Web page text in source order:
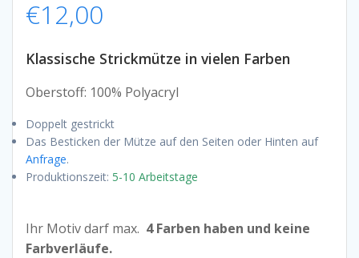
€12,00
Klassische Strickmütze in vielen Farben
Oberstoff: 100% Polyacryl
Doppelt gestrickt
Das Besticken der Mütze auf den Seiten oder Hinten auf
Anfrage.
Produktionszeit: 5-10 Arbeitstage
Ihr Motiv darf max. 4 Farben haben und keine
Farbverläufe.